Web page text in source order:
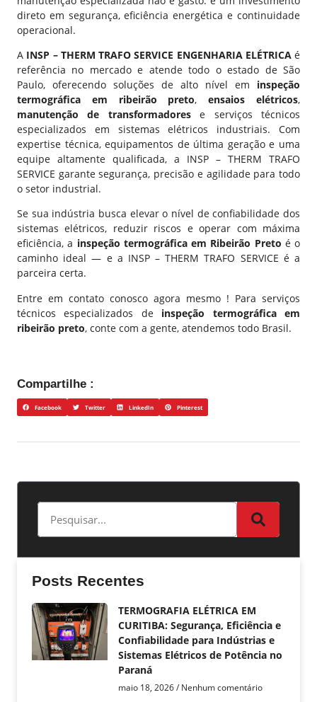
Posts Recentes
TERMOGRAFIA ELÉTRICA EM
CURITIBA: Segurança, Eficiência e
Confiabilidade para Indústrias e
Sistemas Elétricos de Potência no
Paraná
maio 18, 2026 Nenhum comentário
direto em segurança, eficiência energética e continuidade
operacional.
A INSP – THERM TRAFO SERVICE ENGENHARIA ELÉTRICAé
referência no mercado e atende todo o estado de São
Paulo, oferecendo soluções de alto nível em inspeção
termográfica em ribeirão preto,ensaios elétricos,
manutenção de transformadorese serviços técnicos
especializados em sistemas elétricos industriais. Com
expertise técnica, equipamentos de última geração e uma
equipe altamente qualificada, a INSP – THERM TRAFO
SERVICE garante segurança, precisão e agilidade para todo
o setor industrial.
Se sua indústria busca elevar o nível de confiabilidade dos
sistemas elétricos, reduzir riscos e operar com máxima
eficiência, a inspeção termográfica em Ribeirão Preto é o
caminho ideal — e a INSP – THERM TRAFO SERVICE é a
parceira certa.
Entre em contato conosco agora mesmo ! Para serviços
técnicos especializados de inspeção termográfica em
ribeirão preto, conte com a gente, atendemos todo Brasil.
Compartilhe :
Facebook Twitter LinkedIn Pinterest